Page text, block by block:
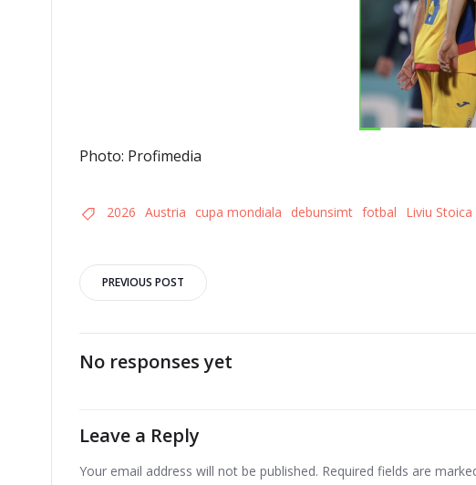
Photo: Profimedia
2026 Austria cupa mondiala debunsimt fotbal Liviu Stoica
Post
navigation
PREVIOUS POST
No responses yet
Leave a Reply
Your email address will not be published. Required fields are